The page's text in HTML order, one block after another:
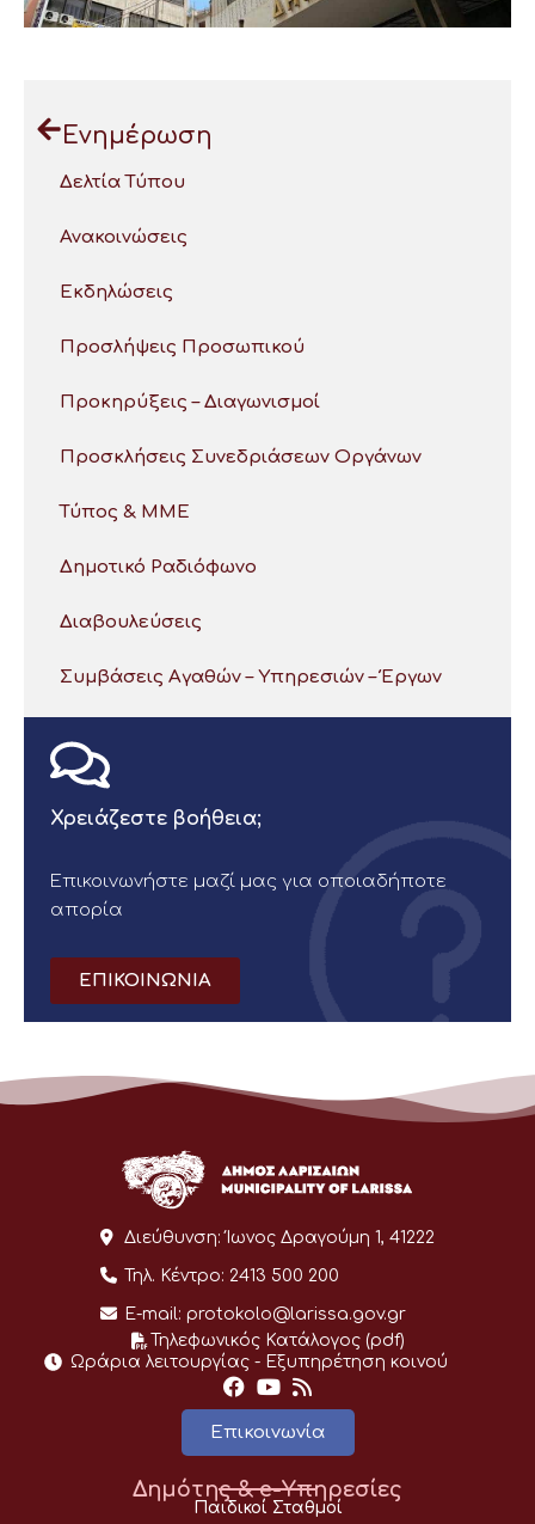
Ενημέρωση
Δελτία Τύπου
Ανακοινώσεις
Εκδηλώσεις
Προσλήψεις Προσωπικού
Προκηρύξεις – Διαγωνισμοί
Προσκλήσεις Συνεδριάσεων Οργάνων
Τύπος & ΜΜΕ
Δημοτικό Ραδιόφωνο
Διαβουλεύσεις
Συμβάσεις Αγαθών – Υπηρεσιών – Έργων
Χρειάζεστε βοήθεια;
Επικοινωνήστε μαζί μας για οποιαδήποτε
απορία
ΕΠΙΚΟΙΝΩΝΙΑ
Διεύθυνση: Ίωνος Δραγούμη 1, 41222
Τηλ. Κέντρο: 2413 500 200
E-mail: protokolo@larissa.gov.gr
Τηλεφωνικός Κατάλογος (pdf)
Ωράρια λειτουργίας - Eξυπηρέτηση κοινού
Επικοινωνία
Δημότης & e-Υπηρεσίες
Παιδικοί Σταθμοί